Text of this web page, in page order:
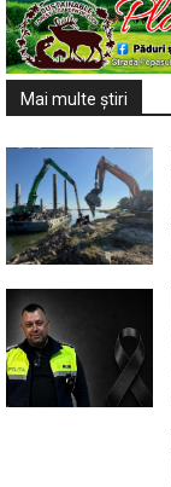
Mai multe ştiri